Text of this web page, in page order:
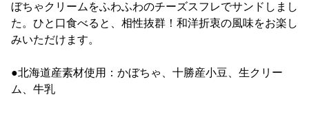
ぼちゃクリームをふわふわのチーズスフレでサンドしまし
た。ひと口食べると、相性抜群！和洋折衷の風味をお楽し
みいただけます。
●北海道産素材使用：かぼちゃ、十勝産小豆、生クリー
ム、牛乳